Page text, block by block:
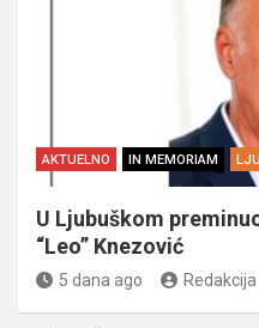
AKTUELNO IN MEMORIAM
U Ljubuškom
“Leo” Knezović
5 dana ago Redakcija